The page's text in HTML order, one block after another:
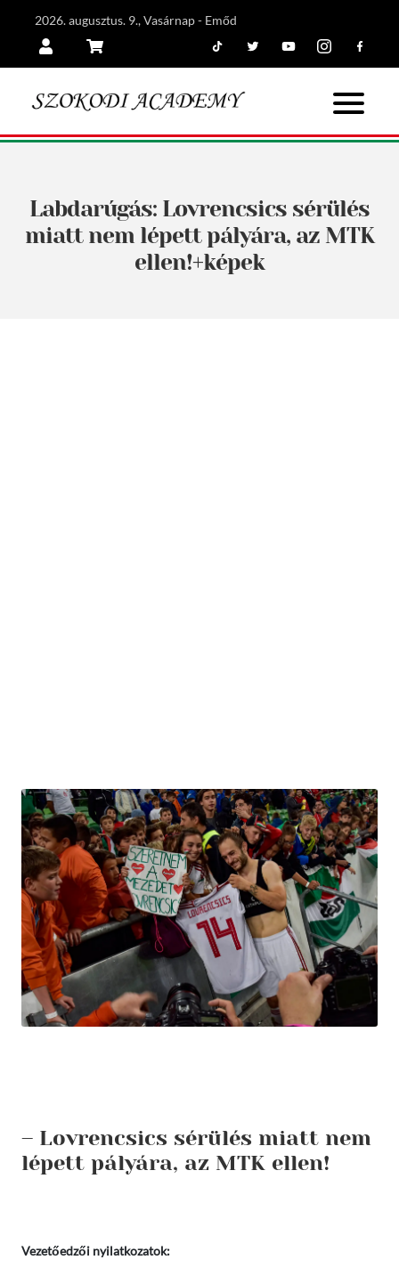
2026. augusztus. 9., Vasárnap - Emőd
Labdarúgás: Lovrencsics sérülés
miatt nem lépett pályára, az MTK
ellen!+képek
– Lovrencsics sérülés miatt nem
lépett pályára, az MTK ellen!
Vezetőedzői nyilatkozatok: